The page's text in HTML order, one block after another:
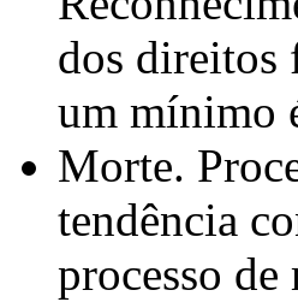
dos direitos
um mínimo
Morte.
tendência
processo de